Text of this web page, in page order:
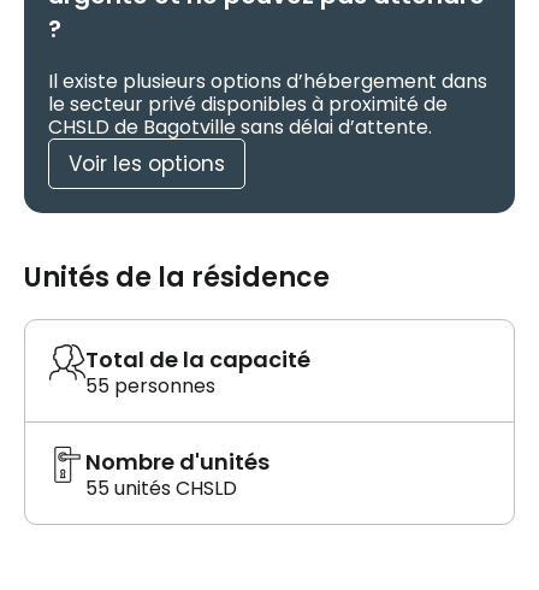
?
Il existe plusieurs options d’hébergement dans
le secteur privé disponibles à proximité de
CHSLD de Bagotville sans délai d’attente.
Voir les options
Unités de la résidence
Total de la capacité
55 personnes
Nombre d'unités
55 unités CHSLD